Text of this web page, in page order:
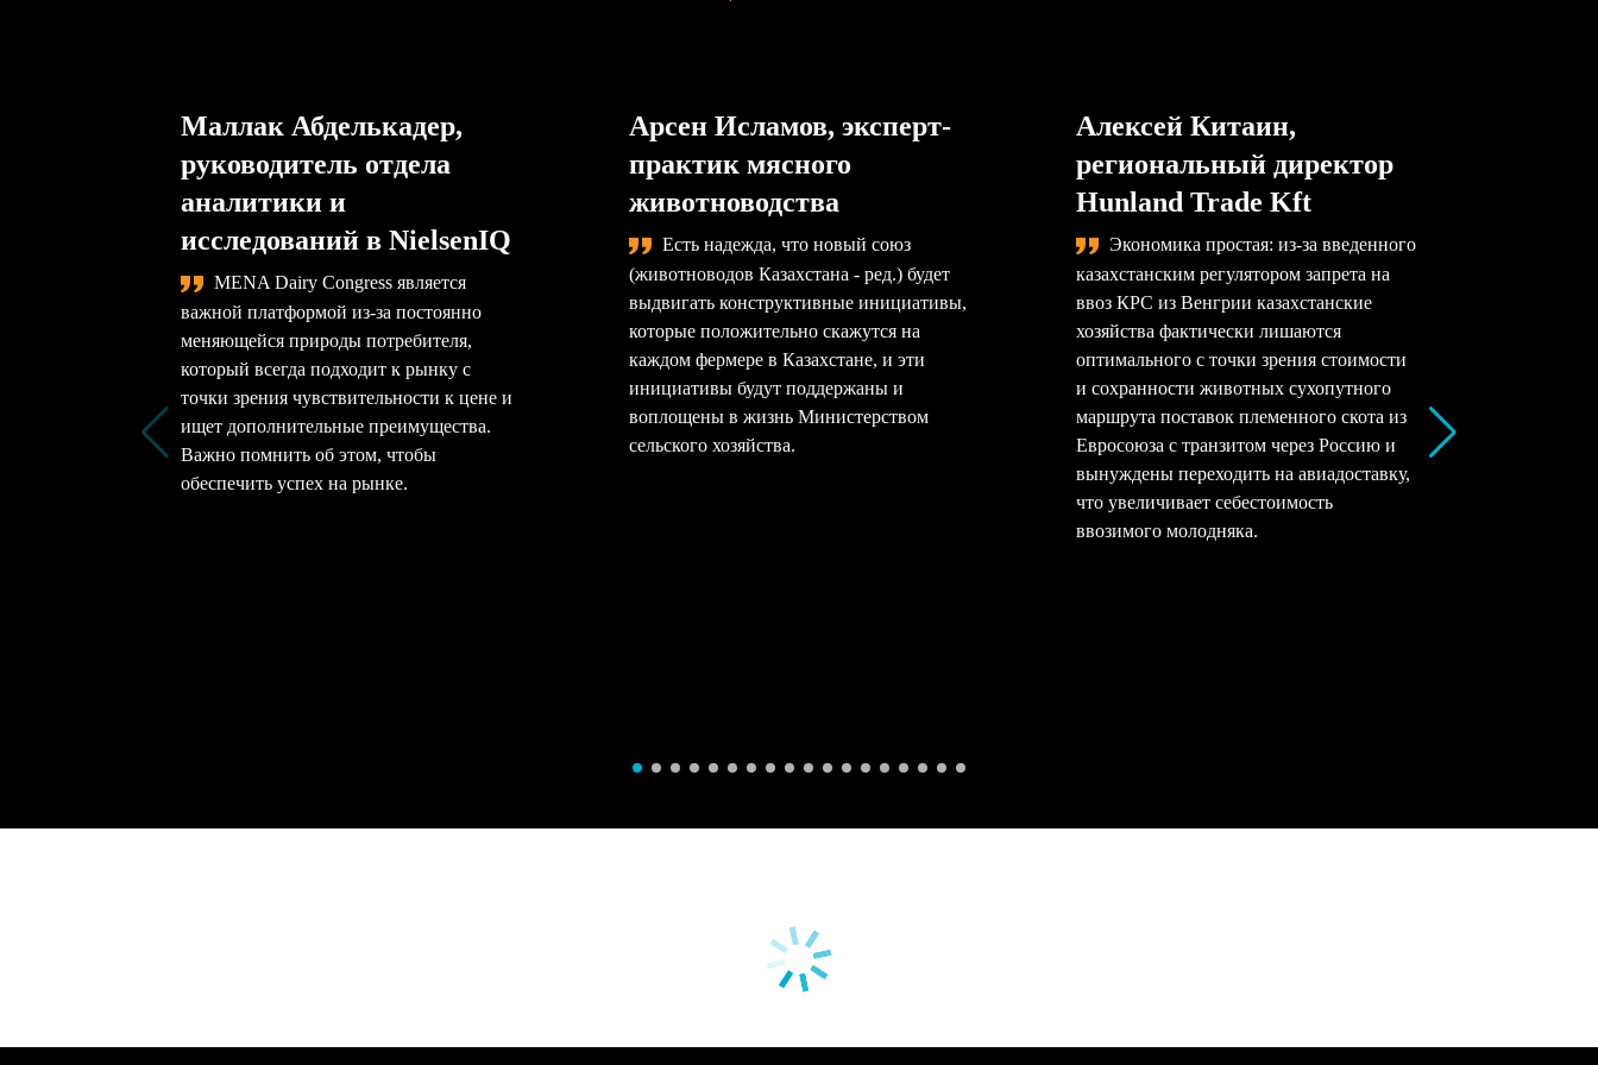
Маллак Абделькадер,
руководитель отдела
аналитики и
исследований в NielsenIQ
MENA Dairy Congress является
важной платформой из-за постоянно
меняющейся природы потребителя,
который всегда подходит к рынку с
точки зрения чувствительности к цене и
ищет дополнительные преимущества.
Важно помнить об этом, чтобы
обеспечить успех на рынке.
Арсен Исламов, эксперт-
практик мясного
животноводства
Есть надежда, что новый союз
(животноводов Казахстана - ред.) будет
выдвигать конструктивные инициативы,
которые положительно скажутся на
каждом фермере в Казахстане, и эти
инициативы будут поддержаны и
воплощены в жизнь Министерством
сельского хозяйства.
Алексей Китаин,
региональный директор
Hunland Trade Kft
Экономика простая: из-за введенного
казахстанским регулятором запрета на
ввоз КРС из Венгрии казахстанские
хозяйства фактически лишаются
оптимального с точки зрения стоимости
и сохранности животных сухопутного
маршрута поставок племенного скота из
Евросоюза с транзитом через Россию и
вынуждены переходить на авиадоставку,
что увеличивает себестоимость
ввозимого молодняка.